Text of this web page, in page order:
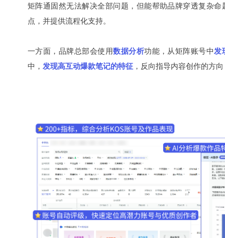
矩阵通固然无法解决全部问题，但能帮助品牌穿透复杂
点，并提供流程化支持。
一方面，品牌总部会使用数据分析功能，从矩阵账号中发
中， 发现高互动爆款笔记的特征 ，反向指导内容创作的方